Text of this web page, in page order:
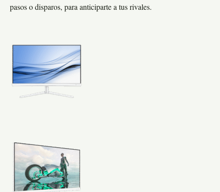
pasos o disparos, para anticiparte a tus rivales.